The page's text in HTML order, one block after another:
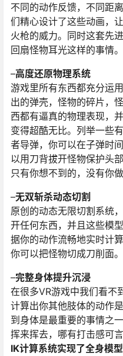
不同的动作反馈，不同距
们精心设计了这些动画，
火枪的威力。同时这套先
回扇怪物耳光这样的事情。
–高度还原物理系统
游戏里所有东西都充分运
出的弹壳，怪物的碎片，
西都有逼真的物理表现，
变得超酷无比。列举一些
者导弹，你可以在子弹时
以用刀背拔开怪物保护头
只有你想不到的，没有你做
–无双斩杀动态切割
原创的动态无限切割系统
开任何东西，并且这些模
据你的动作流畅地实时计
你可以把怪物切成刀削面。
–完整身体提升沉浸
在很多VR游戏中我们看不
计算出你其他肢体的动作
到身体是最重要的事情之
挥来挥去，哪有打击感可
IK计算系统实现了全身模